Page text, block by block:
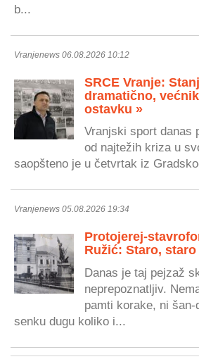
b...
Vranjenews 06.08.2026 10:12
SRCE Vranje:
dramatično,
ostavku »
Vranjski sport danas
od najtežih kriza u
saopšteno je u četvrtak iz
Vranjenews 05.08.2026 19:34
Protojerej-
Ružić: Staro,
Danas je taj pejzaž
neprepoznatljiv.
pamti korake, ni šan-
senku dugu koliko i...